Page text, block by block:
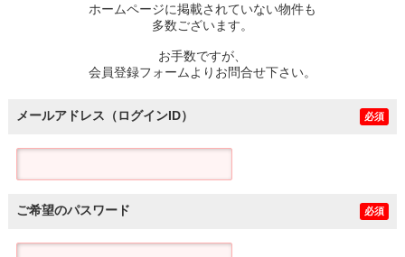
住宅ローン控除シミュレータホームページに掲載されていない物件も
多数ございます。
お手数ですが、
会員登録フォームよりお問合せ下さい。
メールアドレス（ログインID） 必須
ご希望のパスワード 必須